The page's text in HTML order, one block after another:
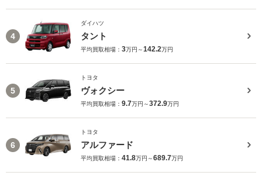
4
ダイハツ
タント
平均買取相場： 3万円～142.2万円
5
トヨタ
ヴォクシー
平均買取相場： 9.7万円～372.9万円
6
トヨタ
アルファード
平均買取相場： 41.8万円～689.7万円